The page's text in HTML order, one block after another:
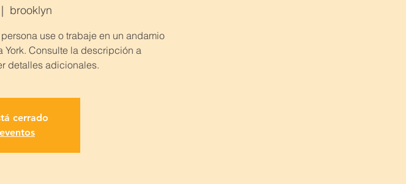
brooklyn
use o trabaje en un andamio
Consulte la descripción a
detalles adicionales.
cerrado